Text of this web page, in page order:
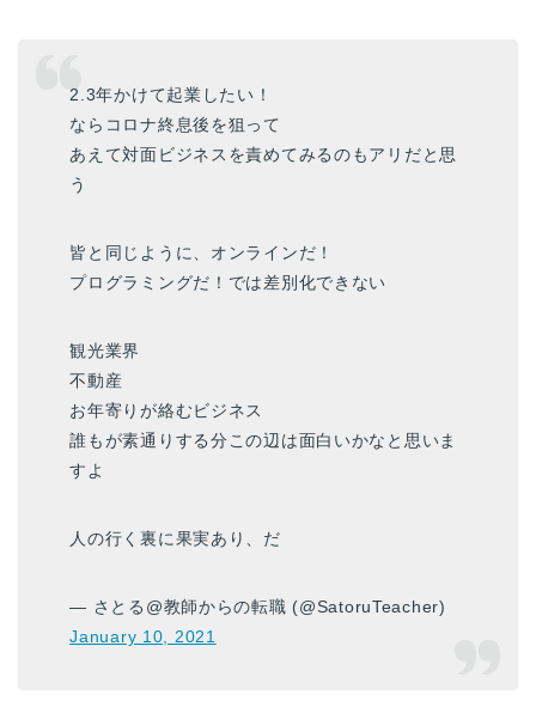
2.3年かけて起業したい！
ならコロナ終息後を狙って
あえて対面ビジネスを責めてみるのもアリだと思
う
皆と同じように、オンラインだ！
プログラミングだ！では差別化できない
観光業界
不動産
お年寄りが絡むビジネス
誰もが素通りする分この辺は面白いかなと思いま
すよ
人の行く裏に果実あり、だ
— さとる@教師からの転職 (@SatoruTeacher)
January 10, 2021